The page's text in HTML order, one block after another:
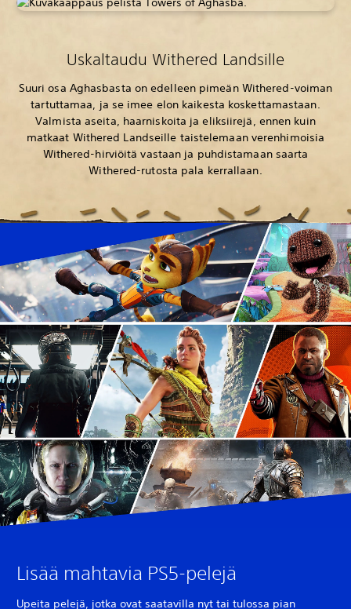
Uskaltaudu Withered Landsille
Suuri osa Aghasbasta on edelleen pimeän Withered-voiman
tartuttamaa, ja se imee elon kaikesta koskettamastaan.
Valmista aseita, haarniskoita ja eliksiirejä, ennen kuin
matkaat Withered Landseille taistelemaan verenhimoisia
Withered-hirviöitä vastaan ja puhdistamaan saarta
Withered-rutosta pala kerrallaan.
Lisää mahtavia PS5-pelejä
Upeita pelejä, jotka ovat saatavilla nyt tai tulossa pian